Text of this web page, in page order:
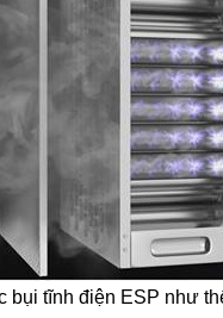
bụi tĩnh điện ESP như